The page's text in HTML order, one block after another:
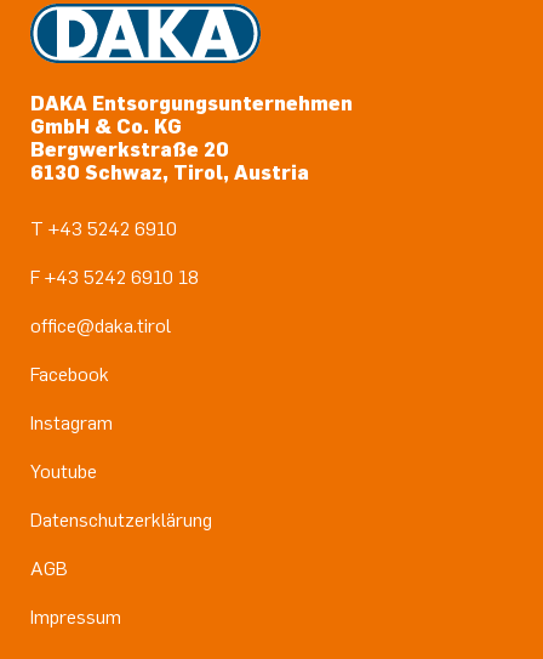
DAKA Entsorgungsunternehmen
GmbH & Co. KG
Bergwerkstraße 20
6130 Schwaz, Tirol, Austria
T +43 5242 6910
F +43 5242 6910 18
office@daka.tirol
Facebook
Instagram
Youtube
Datenschutzerklärung
AGB
Impressum